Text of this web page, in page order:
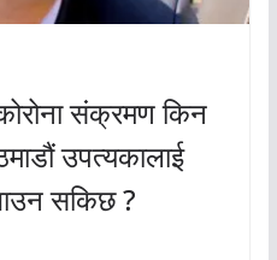
संक्रमण किन
उपत्यकालाई
सकिछ ?